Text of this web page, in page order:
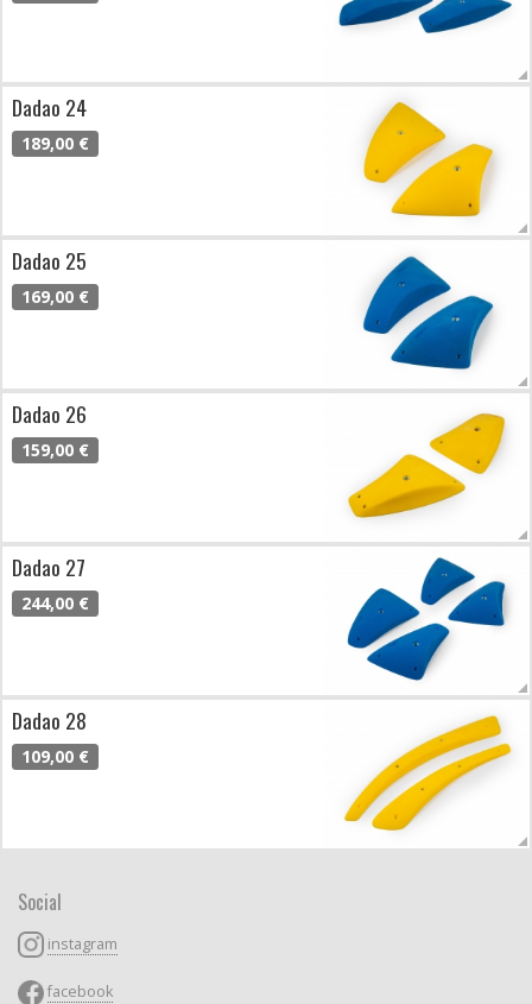
Dadao 24
189,00 €
Dadao 25
169,00 €
Dadao 26
159,00 €
Dadao 27
244,00 €
Dadao 28
109,00 €
Social
instagram
facebook